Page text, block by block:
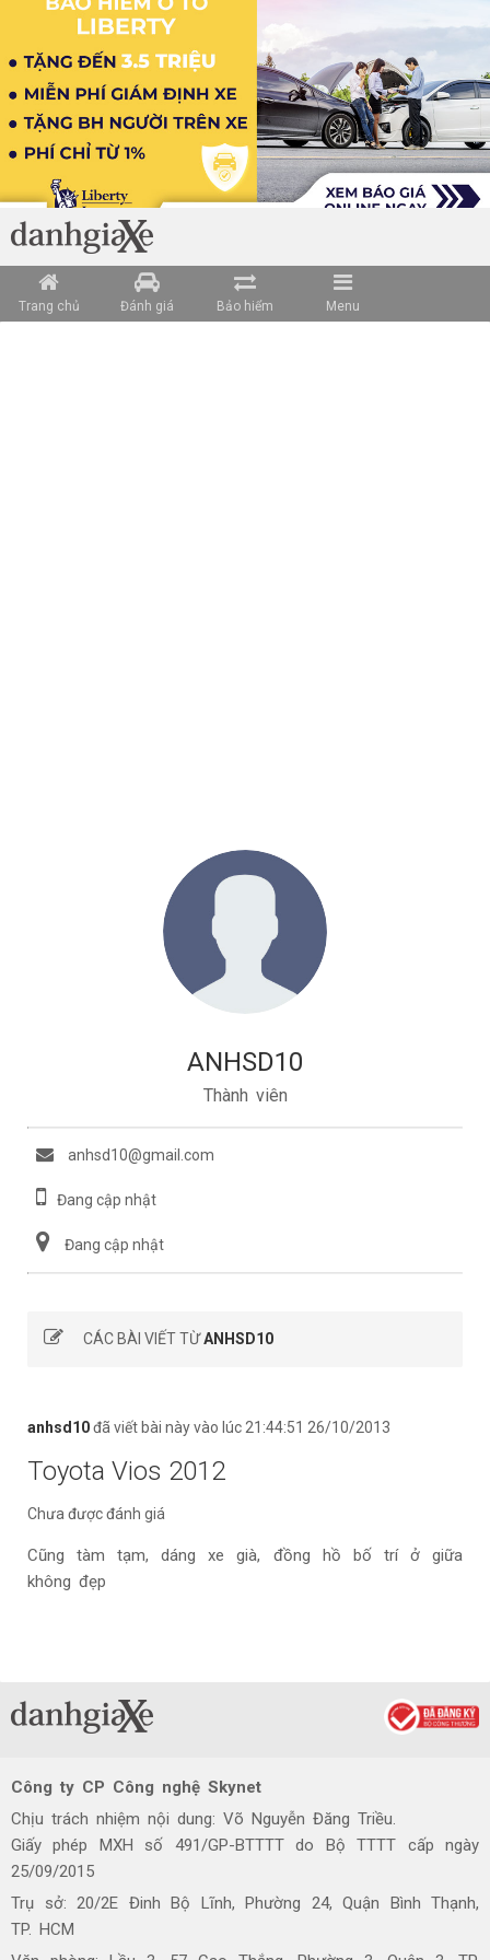
Trang chủ Đánh giá Bảo hiểm Menu
ANHSD10
Thành viên
anhsd10@gmail.com
Đang cập nhật
Đang cập nhật
CÁC BÀI VIẾT TỪANHSD10
anhsd10đã viết bài này vào lúc 21:44:51 26/10/2013
Toyota Vios 2012
Chưa được đánh giá
Cũng tàm tạm, dáng xe già, đồng hồ bố trí ở giữa
không đẹp
Công ty CP Công nghệ Skynet
Chịu trách nhiệm nội dung: Võ Nguyễn Đăng Triều.
Giấy phép MXH số 491/GP-BTTTT do Bộ TTTT cấp ngày
25/09/2015
Trụ sở: 20/2E Đinh Bộ Lĩnh, Phường 24, Quận Bình Thạnh,
TP. HCM